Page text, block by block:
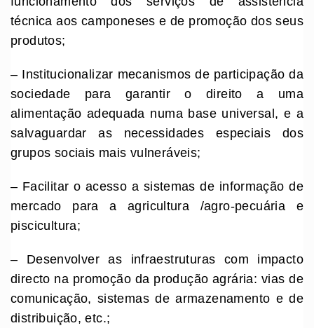
técnica aos camponeses e de promoção dos seus
produtos;
– Institucionalizar mecanismos de participação da
sociedade para garantir o direito a uma
alimentação adequada numa base universal, e a
salvaguardar as necessidades especiais dos
grupos sociais mais vulneráveis;
– Facilitar o acesso a sistemas de informação de
mercado para a agricultura /agro-pecuária e
piscicultura;
– Desenvolver as infraestruturas com impacto
directo na promoção da produção agrária: vias de
comunicação, sistemas de armazenamento e de
distribuição, etc.;